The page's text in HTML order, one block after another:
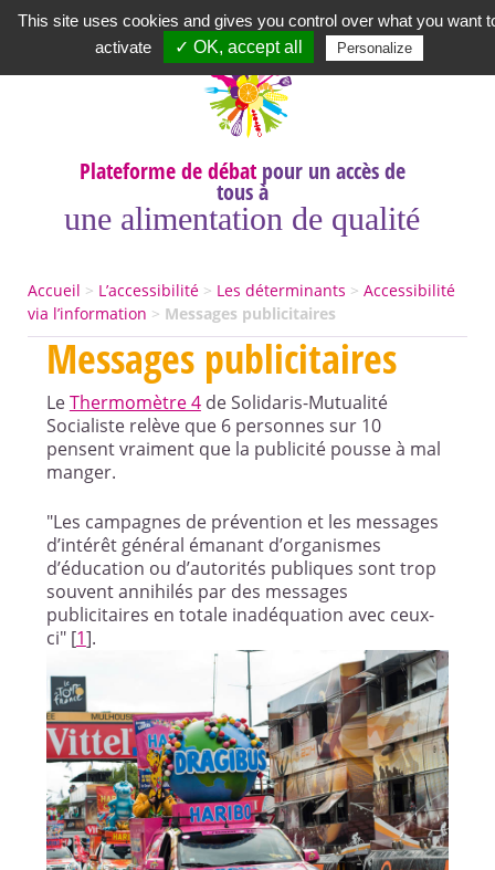
Plateforme de débatpour un accès de
tous à
une alimentation de qualité
Accueil > L’accessibilité > Les déterminants > Accessibilité
via l’information > Messages publicitaires
Messages publicitaires
LeThermomètre 4de Solidaris-Mutualité
Socialiste relève que 6 personnes sur 10
pensent vraiment que la publicité pousse à mal
manger.
"Les campagnes de prévention et les messages
d’intérêt général émanant d’organismes
d’éducation ou d’autorités publiques sont trop
souvent annihilés par des messages
publicitaires en totale inadéquation avec ceux-
ci"[1].
Newsletter|A propos|Contact| | |
This site uses cookies and gives you control over what you want
activate
✓ OK, accept all Personalize